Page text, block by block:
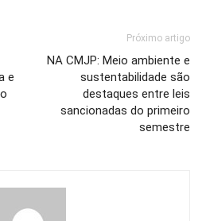
e
Próximo artigo
NA CMJP: Meio ambiente e
sustentabilidade são
destaques entre leis
sancionadas do primeiro
semestre